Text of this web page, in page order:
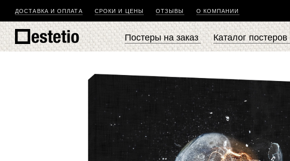
ДОСТАВКА И ОПЛАТА СРОКИ И ЦЕНЫ ОТЗЫВЫ О КОМПАНИИ
Постеры на заказ Каталог постеров